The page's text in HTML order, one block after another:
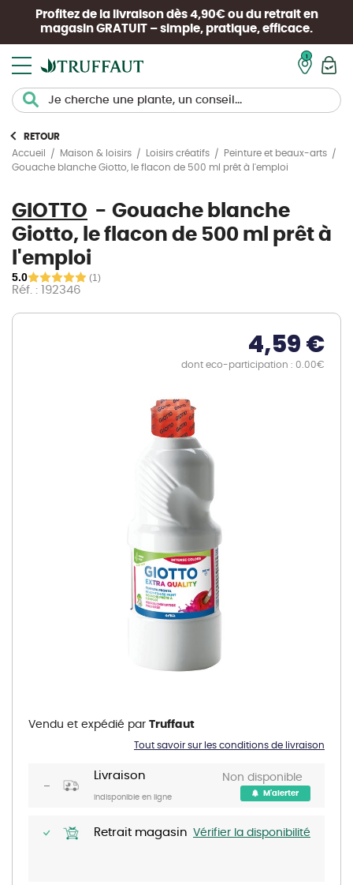
Profitez de la livraison dès 4,90€ ou du retrait en
magasin GRATUIT – simple, pratique, efficace.
RETOUR
Accueil
Maison & loisirs Loisirs créatifs
Peinture et beaux-arts
Gouache blanche Giotto, le flacon de 500 ml prêt à l'emploi
GIOTTO
Gouache blanche
Giotto, le flacon de 500 ml prêt à
l'emploi
5.0 (1)
Réf. : 192346
4,59 €
dont eco-participation : 0.00€
beginning
Livraison
Indisponible en ligne
Non disponible
M'alerter
Retrait magasin Vérifier la disponibilité
Tout savoir sur les conditions de livraison
Vendu et expédié par Truffaut